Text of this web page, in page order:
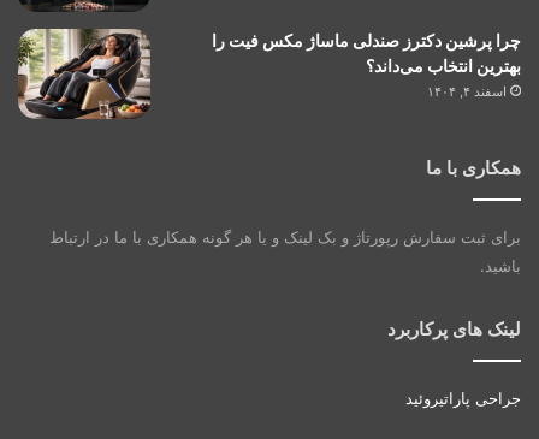
چرا پرشین دکترز صندلی ماساژ مکس فیت را
بهترین انتخاب می‌داند؟
اسفند ۴, ۱۴۰۴
همکاری با ما
برای ثبت سفارش رپورتاژ و بک لینک و یا هر گونه همکاری با ما در ارتباط
باشید.
لینک های پرکاربرد
جراحی پاراتیروئید